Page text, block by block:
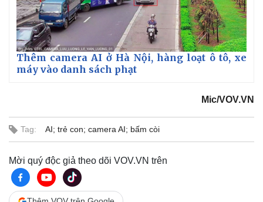
Thêm camera AI ở Hà Nội, hàng loạt ô tô, xe
máy vào danh sách phạt
Mic/VOV.VN
Tag: AI; trẻ con; camera AI; bấm còi
Mời quý độc giả theo dõi VOV.VN trên